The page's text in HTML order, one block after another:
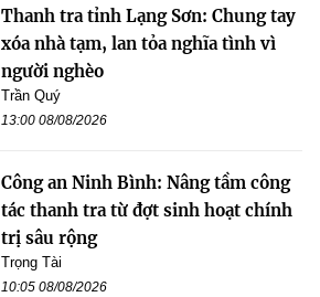
Thanh tra tỉnh Lạng Sơn: Chung tay
xóa nhà tạm, lan tỏa nghĩa tình vì
người nghèo
Trần Quý
13:00 08/08/2026
Công an Ninh Bình: Nâng tầm công
tác thanh tra từ đợt sinh hoạt chính
trị sâu rộng
Trọng Tài
10:05 08/08/2026